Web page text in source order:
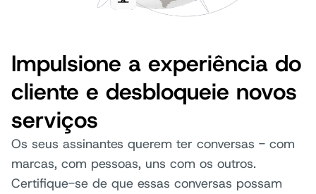
Impulsione a experiência do
cliente e desbloqueie novos
serviços
Os seus assinantes querem ter conversas - com
marcas, com pessoas, uns com os outros.
Certifique-se de que essas conversas possam